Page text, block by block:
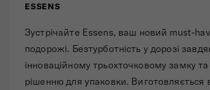
Дивитись все
ESSENS
Зустрічайте Essens, ваш новий must-
подорожі. Безтурботність у дорозі
інноваційному трьохточковому замку
рішенню для упаковки. Виготовляється